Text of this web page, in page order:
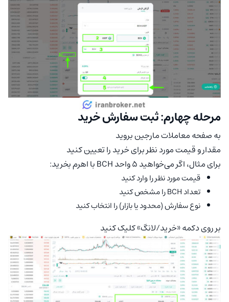
مرحله چهارم: ثبت سفارش خرید
به صفحه معاملات مارجین بروید
مقدار و قیمت مورد نظر برای خرید را تعیین کنید
برای مثال، اگر می‌خواهید 5 واحد BCH با اهرم بخرید:
قیمت مورد نظر را وارد کنید
تعداد BCH را مشخص کنید
نوع سفارش (محدود یا بازار) را انتخاب کنید
بر روی دکمه «خرید/لانگ» کلیک کنید